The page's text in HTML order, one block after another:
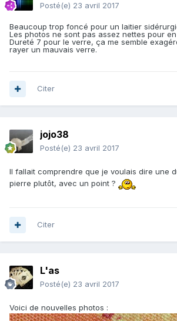
Posté(e) 23 avril 2017
Beaucoup trop foncé pour un laitier
Les photos ne sont pas assez nettes pour
Dureté 7 pour le verre, ça me semble
rayer un mauvais verre.
Citer
jojo38
Posté(e) 23 avril 2017
Il fallait comprendre que je voulais dire une
pierre plutôt, avec un point ?
Citer
L'as
Posté(e) 23 avril 2017
Voici de nouvelles photos :